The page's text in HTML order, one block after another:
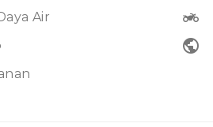
Air two_wheeler
public